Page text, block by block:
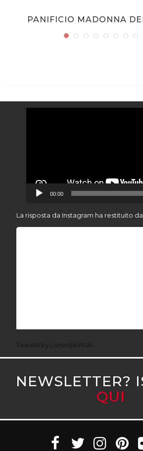
PANIFICIO MADONNA
00:00
La risposta da Instagram ha restituito
Tweets by LorenzaVitali
NEWSLETTER?
QUI